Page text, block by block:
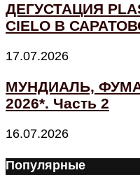
ДЕГУСТАЦИЯ
CIELO В
17.07.2026
МУНДИАЛЬ,
2026*. Часть 2
16.07.2026
Популярные